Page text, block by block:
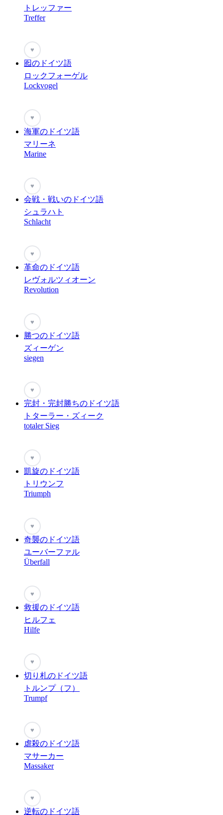
トレッファー
Treffer
♥
囮のドイツ語
ロックフォーゲル
Lockvogel
♥
海軍のドイツ語
マリーネ
Marine
♥
会戦・戦いのドイツ語
シュラハト
Schlacht
♥
革命のドイツ語
レヴォルツィオーン
Revolution
♥
勝つのドイツ語
ズィーゲン
siegen
♥
完封・完封勝ちのドイツ語
トターラー・ズィーク
totaler Sieg
♥
凱旋のドイツ語
トリウンフ
Triumph
♥
奇襲のドイツ語
ユーバーファル
Überfall
♥
救援のドイツ語
ヒルフェ
Hilfe
♥
切り札のドイツ語
トルンプ（フ）
Trumpf
♥
虐殺のドイツ語
マサーカー
Massaker
♥
逆転のドイツ語